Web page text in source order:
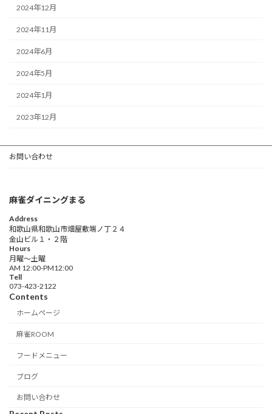
2024年12月
2024年11月
2024年6月
2024年5月
2024年1月
2023年12月
お問い合わせ
麻雀ダイニングまる
Address
和歌山県和歌山市畑屋敷端ノ丁２４
金山ビル１・２階
Hours
月曜〜土曜
AM 12:00-PM12:00
Tell
073-423-2122
Contents
ホームページ
麻雀ROOM
フードメニュー
ブログ
お問い合わせ